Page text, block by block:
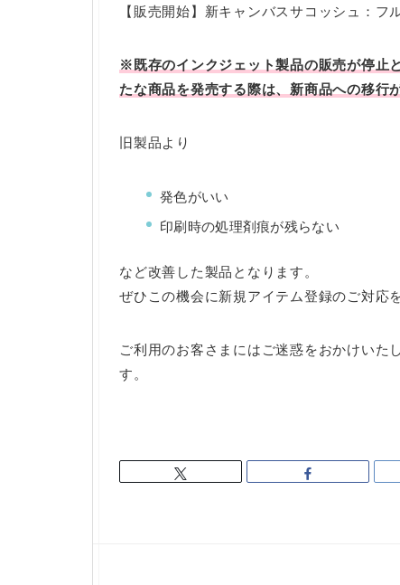
【販売開始】新キャンバスサコッシュ：フ
※既存のインクジェット製品の販売が停止
たな商品を発売する際は、新商品への移行
旧製品より
発色がいい
印刷時の処理剤痕が残らない
など改善した製品となります。
ぜひこの機会に新規アイテム登録のご対応
ご利用のお客さまにはご迷惑をおかけいた
す。